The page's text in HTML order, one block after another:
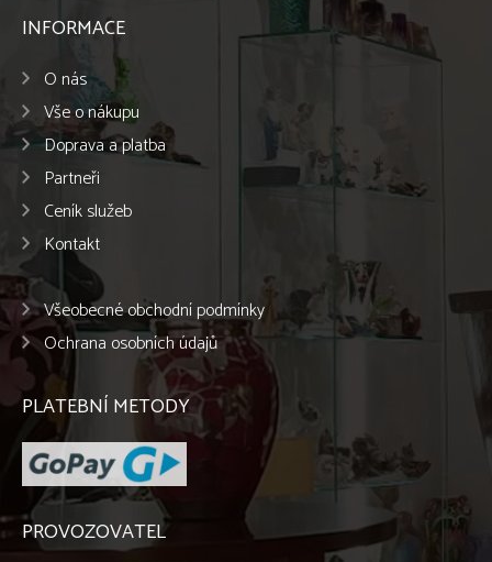
INFORMACE
O nás
Vše o nákupu
Doprava a platba
Partneři
Ceník služeb
Kontakt
Všeobecné obchodní podmínky
Ochrana osobních údajů
PLATEBNÍ METODY
PROVOZOVATEL